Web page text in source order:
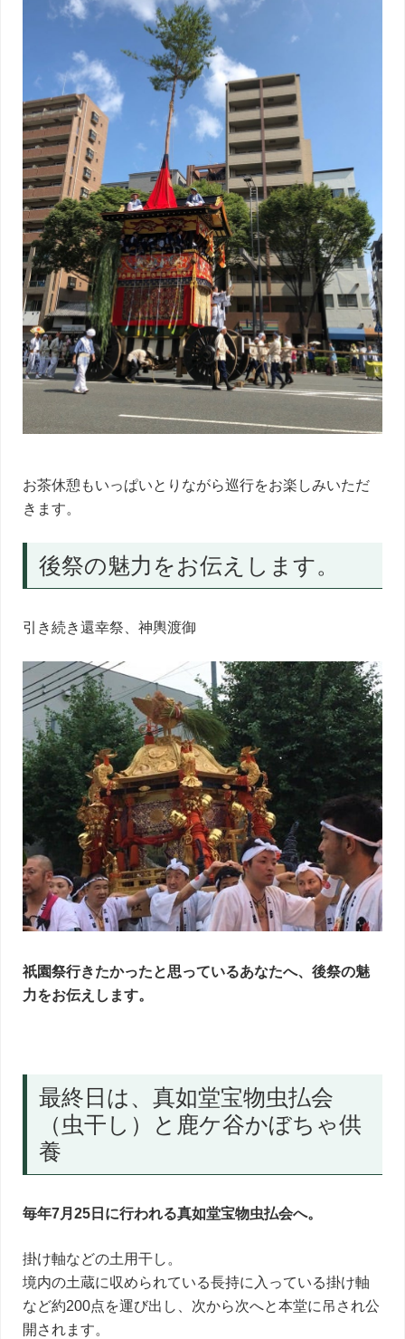
お茶休憩もいっぱいとりながら巡行をお楽しみいただ
きます。
後祭の魅力をお伝えします。
引き続き還幸祭、神輿渡御
祇園祭行きたかったと思っているあなたへ、後祭の魅
力をお伝えします。
最終日は、真如堂宝物虫払会
（虫干し）と鹿ケ谷かぼちゃ供
養
毎年7月25日に行われる真如堂宝物虫払会へ。
掛け軸などの土用干し。
境内の土蔵に収められている長持に入っている掛け軸
など約200点を運び出し、次から次へと本堂に吊され公
開されます。